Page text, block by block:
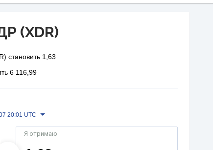
(XDR)
становить 1,63
6 116,99
20:01 UTC
Я отримаю